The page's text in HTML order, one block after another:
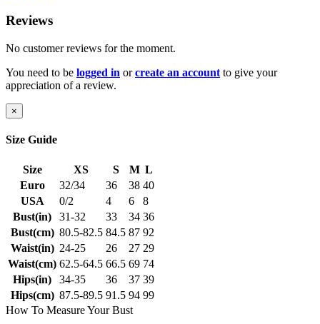
Reviews
No customer reviews for the moment.
You need to be logged in orcreate an account to give your
appreciation of a review.
×
Size Guide
Size XS S M L
Euro
32/34 36 38 40
USA
0/2 4 6
8
Bust(in)
31-32 33 34 36
Bust(cm) 80.5-82.5 84.5 87 92
Waist(in) 24-25 26 27 29
Waist(cm) 62.5-64.5 66.5 69 74
Hips(in)
34-35 36 37 39
Hips(cm) 87.5-89.5 91.5 94 99
How To Measure Your Bust